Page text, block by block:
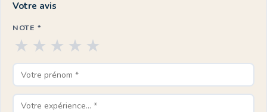
Votre avis
NOTE *
★
★
★
★
★